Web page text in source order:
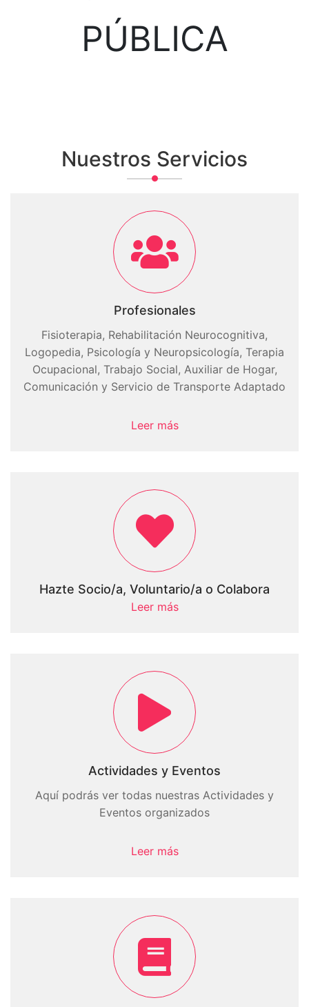
PÚBLICA
Nuestros Servicios
Profesionales
Fisioterapia, Rehabilitación Neurocognitiva,
Logopedia, Psicología y Neuropsicología, Terapia
Ocupacional, Trabajo Social, Auxiliar de Hogar,
Comunicación y Servicio de Transporte Adaptado
Leer más
Hazte Socio/a, Voluntario/a o Colabora
Leer más
Actividades y Eventos
Aquí podrás ver todas nuestras Actividades y
Eventos organizados
Leer más